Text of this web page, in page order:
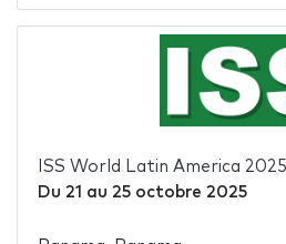
ISS World Latin America 2025
Du 21 au 25 octobre 2025